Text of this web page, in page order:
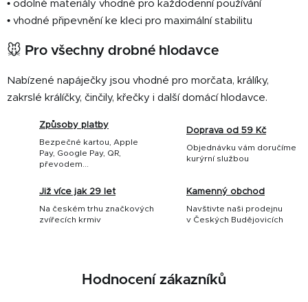
• odolné materiály vhodné pro každodenní používání
• vhodné připevnění ke kleci pro maximální stabilitu
🐭 Pro všechny drobné hlodavce
Nabízené napáječky jsou vhodné pro morčata, králíky,
zakrslé králíčky, činčily, křečky i další domácí hlodavce.
Způsoby platby
Bezpečné kartou, Apple
Pay, Google Pay, QR,
převodem...
Doprava od 59 Kč
Objednávku vám doručíme
kurýrní službou
Již více jak 29 let
Na českém trhu značkových
zvířecích krmiv
Kamenný obchod
Navštivte naši prodejnu
v Českých Budějovicích
Hodnocení zákazníků